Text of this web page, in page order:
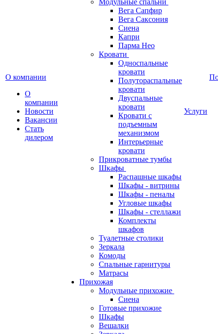
О компании
О
компании
Новости
Вакансии
Стать
дилером
Модульные спальни
Вега Сапфир
Вега Саксония
Сиена
Капри
Парма Нео
Кровати
Односпальные
кровати
Полутораспальные
кровати
Двуспальные
кровати
Кровати с
подъемным
механизмом
Интерьерные
кровати
Прикроватные тумбы
Шкафы
Распашные шкафы
Шкафы - витрины
Шкафы - пеналы
Угловые шкафы
Шкафы - стеллажи
Комплекты
шкафов
Туалетные столики
Зеркала
Комоды
Спальные гарнитуры
Матрасы
Прихожая
Модульные прихожие
Сиена
Готовые прихожие
Шкафы
Вешалки
Услуги